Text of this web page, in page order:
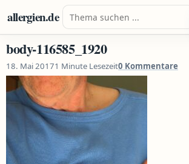
Zum Inhalt springen
allergien.de Suche nach:
body-116585_1920
18. Mai 20171 Minute Lesezeit0 Kommentare